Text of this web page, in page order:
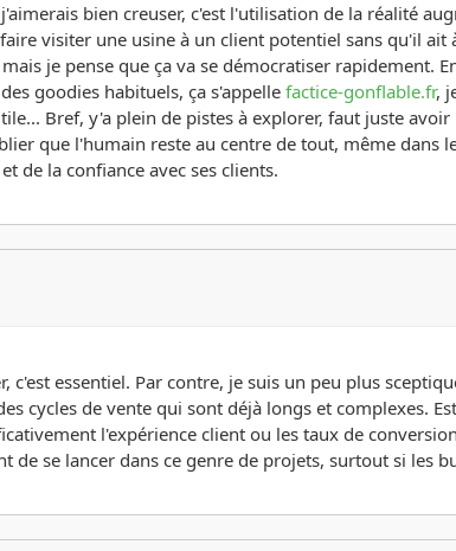
bien creuser, c'est l'utilisation de la réalité
visiter une usine à un client potentiel sans qu'il ait
je pense que ça va se démocratiser rapidement.
goodies habituels, ça s'appelle factice-gonflable.fr,
Bref, y'a plein de pistes à explorer, faut juste
que l'humain reste au centre de tout, même dans
de la confiance avec ses clients.
c'est essentiel. Par contre, je suis un peu plus
cycles de vente qui sont déjà longs et complexes.
l'expérience client ou les taux de
de se lancer dans ce genre de projets, surtout si les